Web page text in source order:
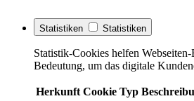
Statistiken Statistiken
Statistik-Cookies helfen
Bedeutung, um das digitale
Herkunft Cookie Typ